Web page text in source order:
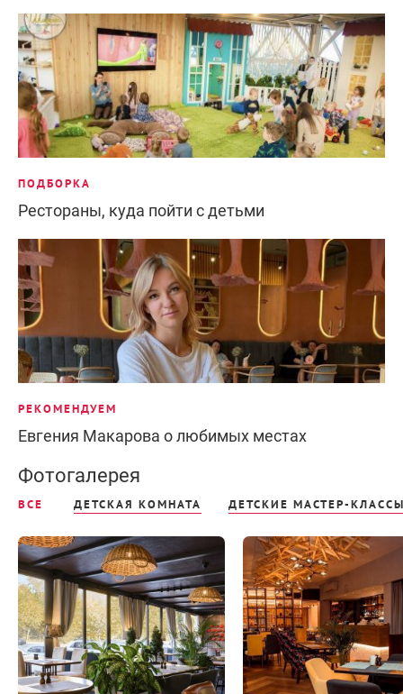
ПОДБОРКА
Рестораны, куда пойти с детьми
РЕКОМЕНДУЕМ
Евгения Макарова о любимых местах
Фотогалерея
ВСЕ ДЕТСКАЯ КОМНАТА ДЕТСКИЕ МАСТЕР-